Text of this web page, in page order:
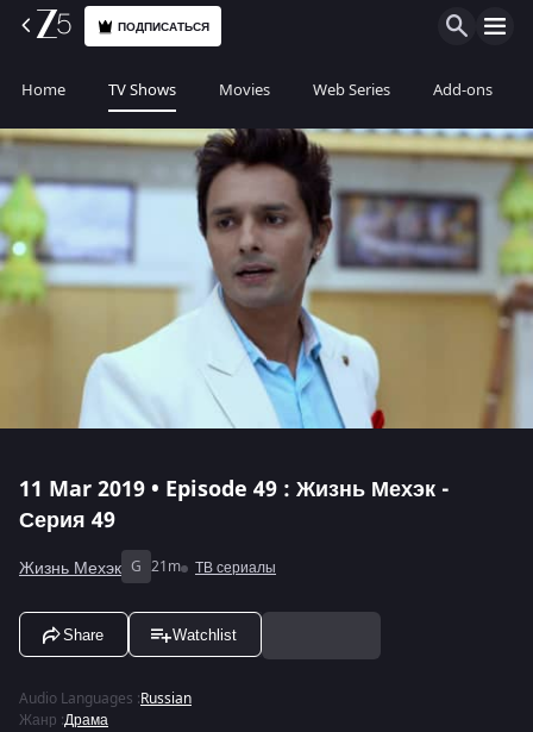
ПОДПИСАТЬСЯ
Home TV Shows Movies Web Series Add-ons
11 Mar 2019 • Episode 49 : Жизнь Мехэк -
Серия 49
Жизнь Мехэк G 21m ТВ сериалы
Share Watchlist
Audio Languages :Russian
Жанр :Драма